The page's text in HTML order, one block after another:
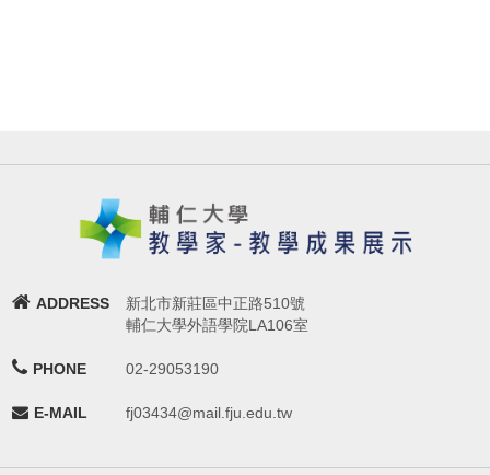
ADDRESS
新北市新莊區中正路510號
輔仁大學外語學院LA106室
PHONE 02-29053190
E-MAIL fj03434@mail.fju.edu.tw